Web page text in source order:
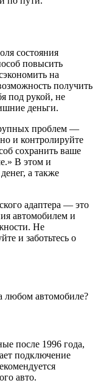
состояния
повысить
на
получить
под рукой, не
деньги.
проблем —
и контролируйте
сохранить ваше
В этом и
а также
адаптера — это
автомобилем и
Не
и заботьтесь о
любом автомобиле?
после 1996 года,
подключение
авто.